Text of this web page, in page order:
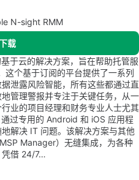
N-sight RMM
载
于云的解决方案，旨在帮助托管服
这个基于订阅的平台提供了一系列
泄露风险智能，所有这些都通过直
管理警报并专注于关键任务，从一
业的项目经理和财务专业人士尤其
过专用的 Android 和 iOS 应用程
解决 IT 问题。该解决方案与其他
Manager）无缝集成，为各种
凭借 24/7…